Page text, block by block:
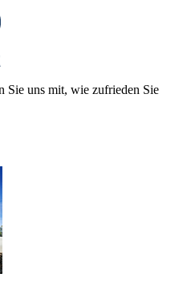
Sie uns mit, wie zufrieden Sie